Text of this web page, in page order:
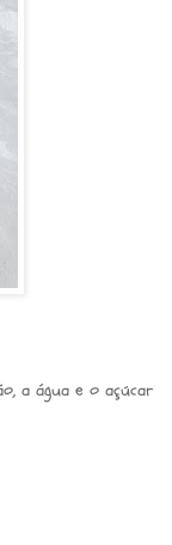
a água e o açúcar